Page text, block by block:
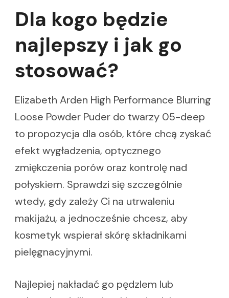
Dla kogo będzie
najlepszy i jak go
stosować?
Elizabeth Arden High Performance Blurring
Loose Powder Puder do twarzy 05-deep
to propozycja dla osób, które chcą zyskać
efekt wygładzenia, optycznego
zmiękczenia porów oraz kontrolę nad
połyskiem. Sprawdzi się szczególnie
wtedy, gdy zależy Ci na utrwaleniu
makijażu, a jednocześnie chcesz, aby
kosmetyk wspierał skórę składnikami
pielęgnacyjnymi.
Najlepiej nakładać go pędzlem lub